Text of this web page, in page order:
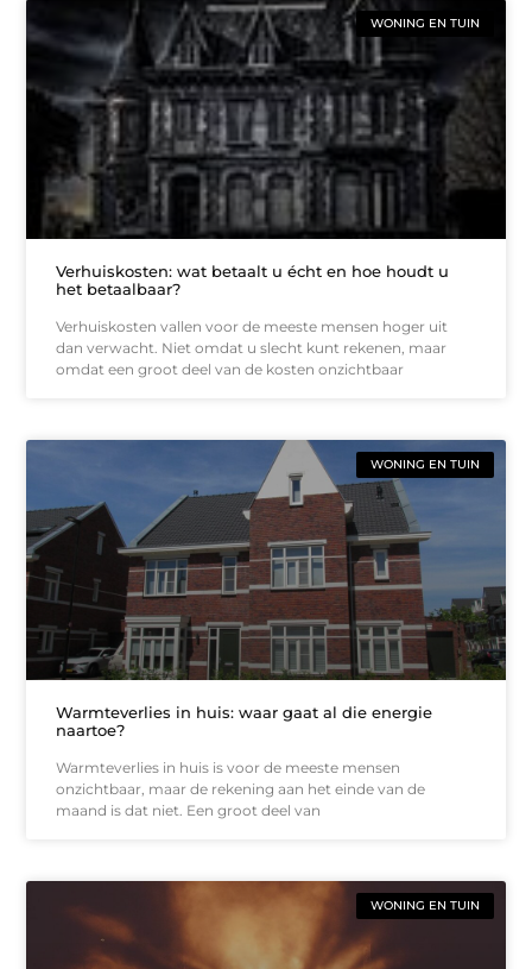
WONING EN TUIN
Verhuiskosten: wat betaalt u écht en hoe houdt u
het betaalbaar?
Verhuiskosten vallen voor de meeste mensen hoger uit
dan verwacht. Niet omdat u slecht kunt rekenen, maar
omdat een groot deel van de kosten onzichtbaar
WONING EN TUIN
Warmteverlies in huis: waar gaat al die energie
naartoe?
Warmteverlies in huis is voor de meeste mensen
onzichtbaar, maar de rekening aan het einde van de
maand is dat niet. Een groot deel van
WONING EN TUIN